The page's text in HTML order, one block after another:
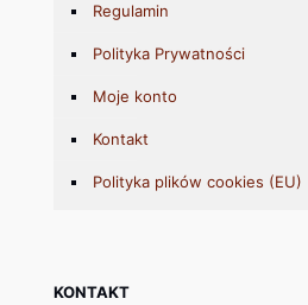
Regulamin
Polityka Prywatności
Moje konto
Kontakt
Polityka plików cookies (EU)
KONTAKT